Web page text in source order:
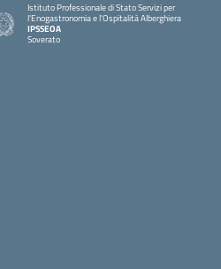
Istituto Professionale di Stato Servizi per
l'Enogastronomia e l'Ospitalità Alberghiera
IPSSEOA
Soverato